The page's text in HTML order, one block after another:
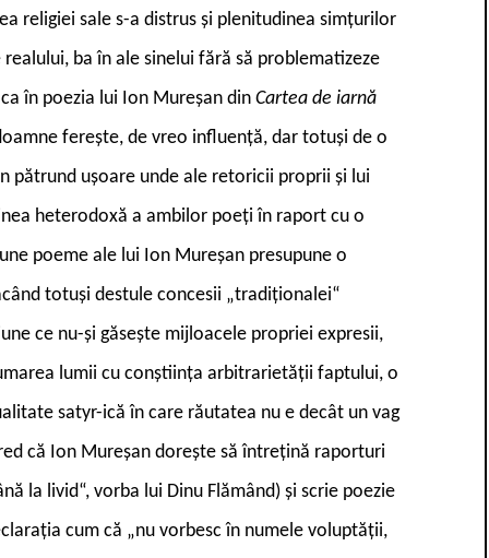
religiei sale s-a distrus şi plenitudinea simţurilor
ba în ale sinelui fără să problematizeze
în poezia lui Ion Mureşan din Cartea de iarnă
fereşte, de vreo influenţă, dar totuşi de o
pătrund uşoare unde ale retoricii proprii şi lui
heterodoxă a ambilor poeţi în raport cu o
poeme ale lui Ion Mureşan presupune o
totuşi destule concesii „tradiţionalei“
ce nu-şi găseşte mijloacele propriei expresii,
lumii cu conştiinţa arbitrarietăţii faptului, o
satyr-ică în care răutatea nu e decât un vag
că Ion Mureşan doreşte să întreţină raporturi
la livid“, vorba lui Dinu Flămând) şi scrie poezie
cum că „nu vorbesc în numele voluptăţii,